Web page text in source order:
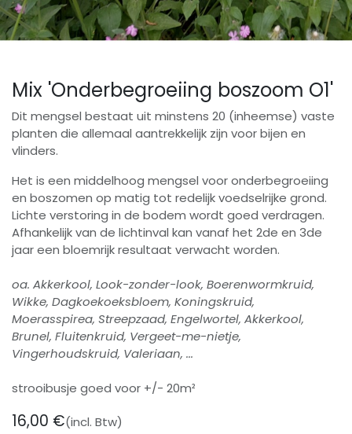
Mix 'Onderbegroeiing boszoom O1'
Dit mengsel bestaat uit minstens 20 (inheemse) vaste
planten die allemaal aantrekkelijk zijn voor bijen en
vlinders.
Het is een middelhoog mengsel voor onderbegroeiing
en boszomen op matig tot redelijk voedselrijke grond.
Lichte verstoring in de bodem wordt goed verdragen.
Afhankelijk van de lichtinval kan vanaf het 2de en 3de
jaar een bloemrijk resultaat verwacht worden.
oa. Akkerkool, Look-zonder-look, Boerenwormkruid,
Wikke, Dagkoekoeksbloem, Koningskruid,
Moerasspirea, Streepzaad, Engelwortel, Akkerkool,
Brunel, Fluitenkruid, Vergeet-me-nietje,
Vingerhoudskruid, Valeriaan, ...
strooibusje goed voor +/- 20m²
16,00 €(incl. Btw)